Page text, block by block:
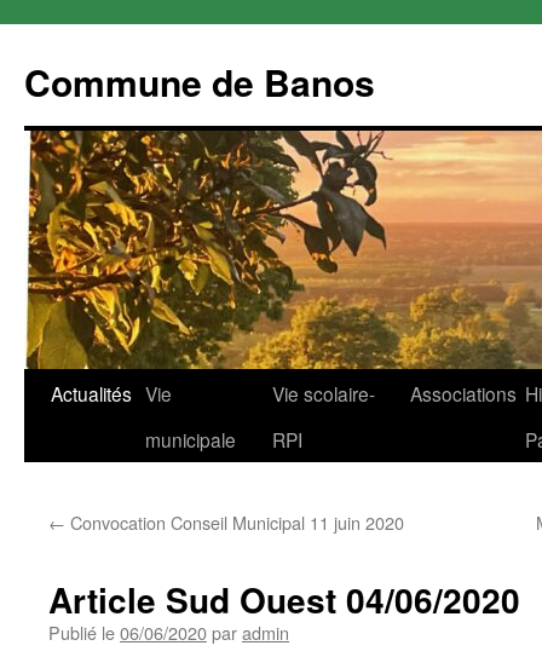
Commune de Banos
Aller
Actualités Vie
municipale
Vie scolaire-
RPI
Associations
← Convocation Conseil Municipal 11 juin 2020
Article Sud Ouest 04/06/2020
Publié le06/06/2020paradmin